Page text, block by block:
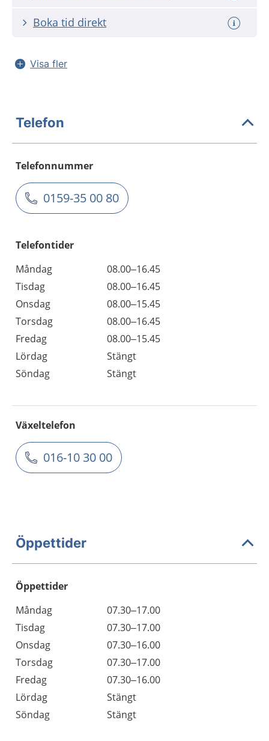
Boka tid direkt
Visa fler
Telefon
Telefonnummer
0159-35 00 80
Telefontider
Måndag
08.00–16.45
Tisdag
08.00–16.45
Onsdag
08.00–15.45
Torsdag
08.00–16.45
Fredag
08.00–15.45
Lördag
Stängt
Söndag
Stängt
Växeltelefon
016-10 30 00
Öppettider
Öppettider
Dag
Öppettider
Kommentarer
Måndag
07.30–17.00
Tisdag
07.30–17.00
Onsdag
07.30–16.00
Torsdag
07.30–17.00
Fredag
07.30–16.00
Lördag
Stängt
Söndag
Stängt